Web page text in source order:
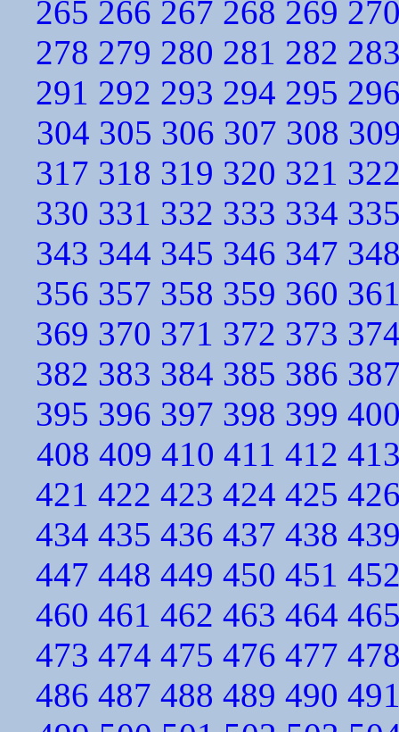
265 266 267 268 269
278 279 280 281 282
291 292 293 294 295
304 305 306 307 308
317 318 319 320 321
330 331 332 333 334
343 344 345 346 347
356 357 358 359 360
369 370 371 372 373
382 383 384 385 386
395 396 397 398 399
408 409 410 411 412
421 422 423 424 425
434 435 436 437 438
447 448 449 450 451
460 461 462 463 464
473 474 475 476 477
486 487 488 489 490